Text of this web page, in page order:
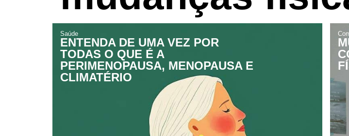
Saúde
ENTENDA DE UMA VEZ POR
TODAS O QUE É A
PERIMENOPAUSA, MENOPAUSA E
CLIMATÉRIO